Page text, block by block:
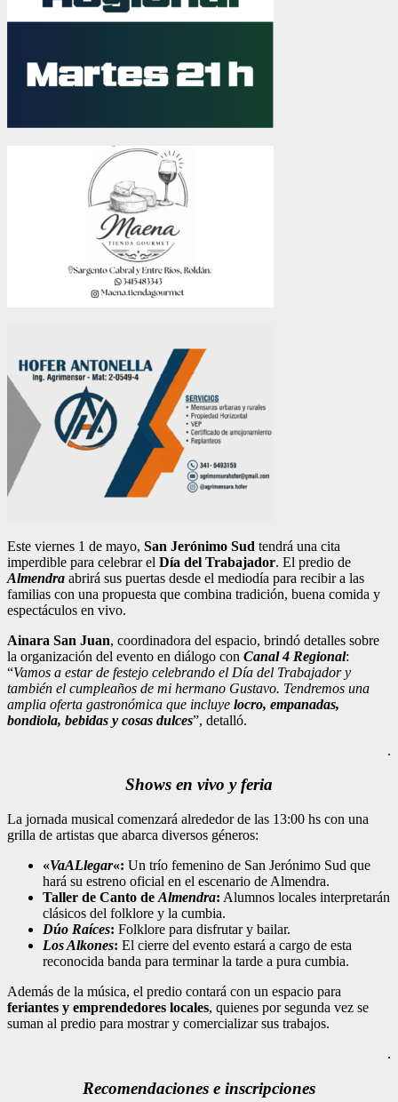
Este viernes 1 de mayo, San Jerónimo Sud tendrá una cita
imperdible para celebrar el Día del Trabajador. El predio de
Almendra abrirá sus puertas desde el mediodía para recibir a las
familias con una propuesta que combina tradición, buena comida y
espectáculos en vivo.
Ainara San Juan, coordinadora del espacio, brindó detalles sobre
la organización del evento en diálogo con Canal 4 Regional:
“Vamos a estar de festejo celebrando el Día del Trabajador y
también el cumpleaños de mi hermano Gustavo. Tendremos una
amplia oferta gastronómica que incluye locro, empanadas,
bondiola, bebidas y cosas dulces”, detalló.
.
Shows en vivo y feria
La jornada musical comenzará alrededor de las 13:00 hs con una
grilla de artistas que abarca diversos géneros:
«VaALlegar«: Un trío femenino de San Jerónimo Sud que
hará su estreno oficial en el escenario de Almendra.
Taller de Canto de Almendra: Alumnos locales interpretarán
clásicos del folklore y la cumbia.
Dúo Raíces: Folklore para disfrutar y bailar.
Los Alkones: El cierre del evento estará a cargo de esta
reconocida banda para terminar la tarde a pura cumbia.
Además de la música, el predio contará con un espacio para
feriantes y emprendedores locales, quienes por segunda vez se
suman al predio para mostrar y comercializar sus trabajos.
.
Recomendaciones e inscripciones